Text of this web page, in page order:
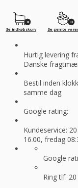
0
Se gemte
0
Se indkøbskurv
Hurtig levering
Danske
Bestil inden
samme dag
Google rating:
Kundeservice:
16.00, fredag
Google
Ring tlf.